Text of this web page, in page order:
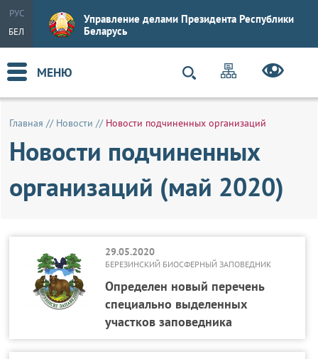
РУС
БЕЛ
Управление делами Президента Республики
Беларусь
МЕНЮ
Главная // Новости // Новости подчиненных организаций
Новости подчиненных
организаций (май 2020)
29.05.2020
БЕРЕЗИНСКИЙ БИОСФЕРНЫЙ ЗАПОВЕДНИК
Определен новый перечень
специально выделенных
участков заповедника